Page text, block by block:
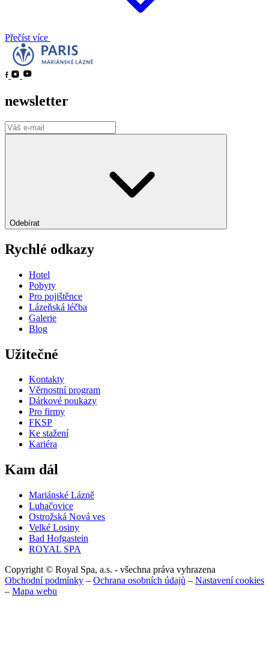
Přečíst více
newsletter
Odebírat
Rychlé odkazy
Hotel
Pobyty
Pro pojištěnce
Lázeňská léčba
Galerie
Blog
Užitečné
Kontakty
Věrnostní program
Dárkové poukazy
Pro firmy
FKSP
Ke stažení
Kariéra
Kam dál
Mariánské Lázně
Luhačovice
Ostrožská Nová ves
Velké Losiny
Bad Hofgastein
ROYAL SPA
Copyright © Royal Spa, a.s. - všechna práva vyhrazena
Obchodní podmínky – Ochrana osobních údajů – Nastavení cookies
– Mapa webu